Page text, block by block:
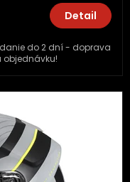
Detail
do 2 dní - doprava
objednávku!